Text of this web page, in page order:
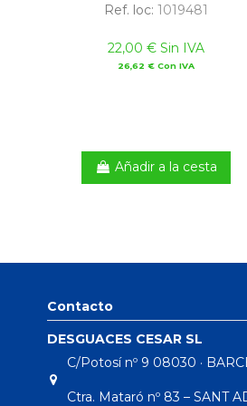
Ref. loc: 1019481
22,00 € Sin IVA
26,62 € Con IVA
Añadir a la cesta
Contacto
DESGUACES CESAR SL
C/Potosí nº 9 08030 ·
Ctra. Mataró nº 83 – SANT